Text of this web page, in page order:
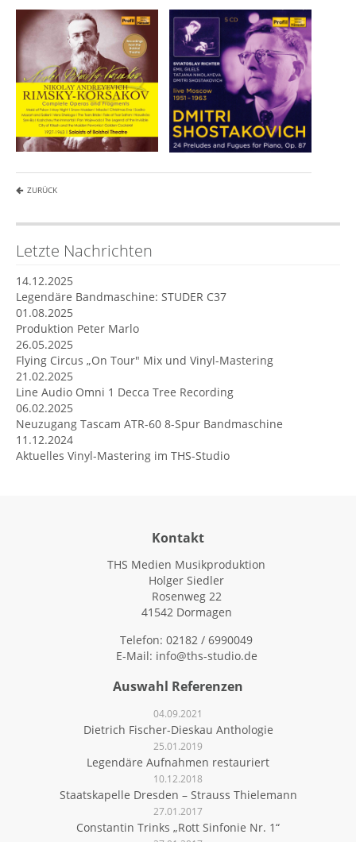
ZURÜCK
Letzte Nachrichten
14.12.2025
Legendäre Bandmaschine: STUDER C37
01.08.2025
Produktion Peter Marlo
26.05.2025
Flying Circus „On Tour" Mix und Vinyl-Mastering
21.02.2025
Line Audio Omni 1 Decca Tree Recording
06.02.2025
Neuzugang Tascam ATR-60 8-Spur Bandmaschine
11.12.2024
Aktuelles Vinyl-Mastering im THS-Studio
Kontakt
THS Medien Musikproduktion
Holger Siedler
Rosenweg 22
41542 Dormagen
Telefon: 02182 / 6990049
E-Mail: info@ths-studio.de
Auswahl Referenzen
04.09.2021
Dietrich Fischer-Dieskau Anthologie
25.01.2019
Legendäre Aufnahmen restauriert
10.12.2018
Staatskapelle Dresden – Strauss Thielemann
27.01.2017
Constantin Trinks „Rott Sinfonie Nr. 1“